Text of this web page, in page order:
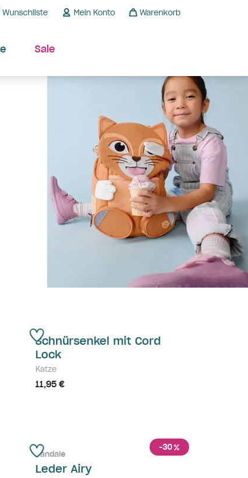
Wunschliste Mein Konto Warenkorb
Sale
Schnürsenkel mit Cord
Lock
Katze
11,95 €
-30%
Sandale
Leder Airy